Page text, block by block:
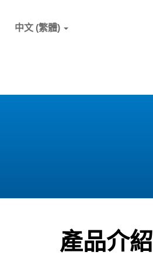
中文 (繁體)
產品介紹